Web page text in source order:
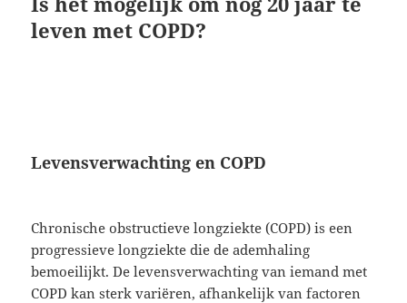
leven met COPD?
Levensverwachting en COPD
Chronische obstructieve longziekte (COPD) is een
progressieve longziekte die de ademhaling
bemoeilijkt. De levensverwachting van iemand met
COPD kan sterk variëren, afhankelijk van factoren